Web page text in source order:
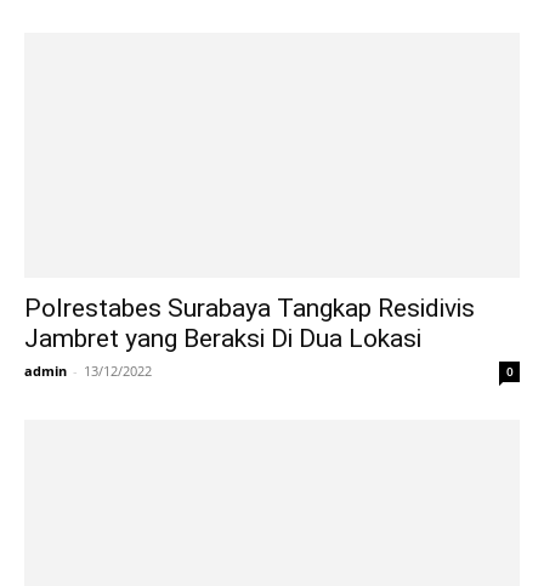
Polrestabes Surabaya Tangkap Residivis
Jambret yang Beraksi Di Dua Lokasi
admin - 13/12/2022 0